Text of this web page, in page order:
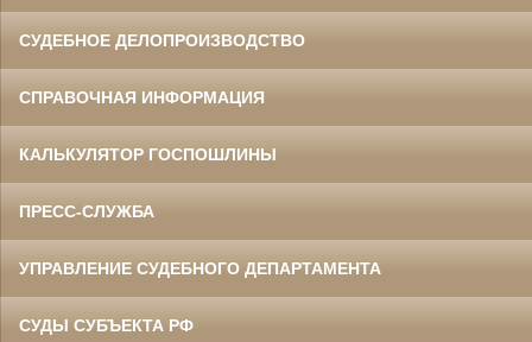
СУДЕБНОЕ ДЕЛОПРОИЗВОДСТВО
СПРАВОЧНАЯ ИНФОРМАЦИЯ
КАЛЬКУЛЯТОР ГОСПОШЛИНЫ
ПРЕСС-СЛУЖБА
УПРАВЛЕНИЕ СУДЕБНОГО ДЕПАРТАМЕНТА
СУДЫ СУБЪЕКТА РФ